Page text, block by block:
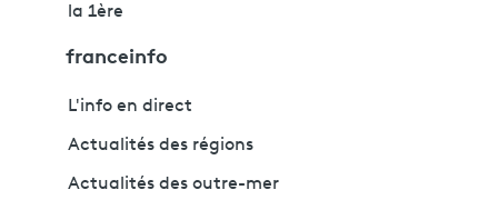
la 1ère
franceinfo
L'info en direct
Actualités des régions
Actualités des outre-mer